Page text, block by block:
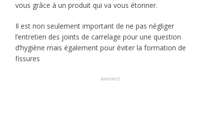
vous grâce à un produit qui va vous étonner.
Il est non seulement important de ne pas négliger
l’entretien des joints de carrelage pour une question
d’hygiène mais également pour éviter la formation de
fissures
ANNONCE